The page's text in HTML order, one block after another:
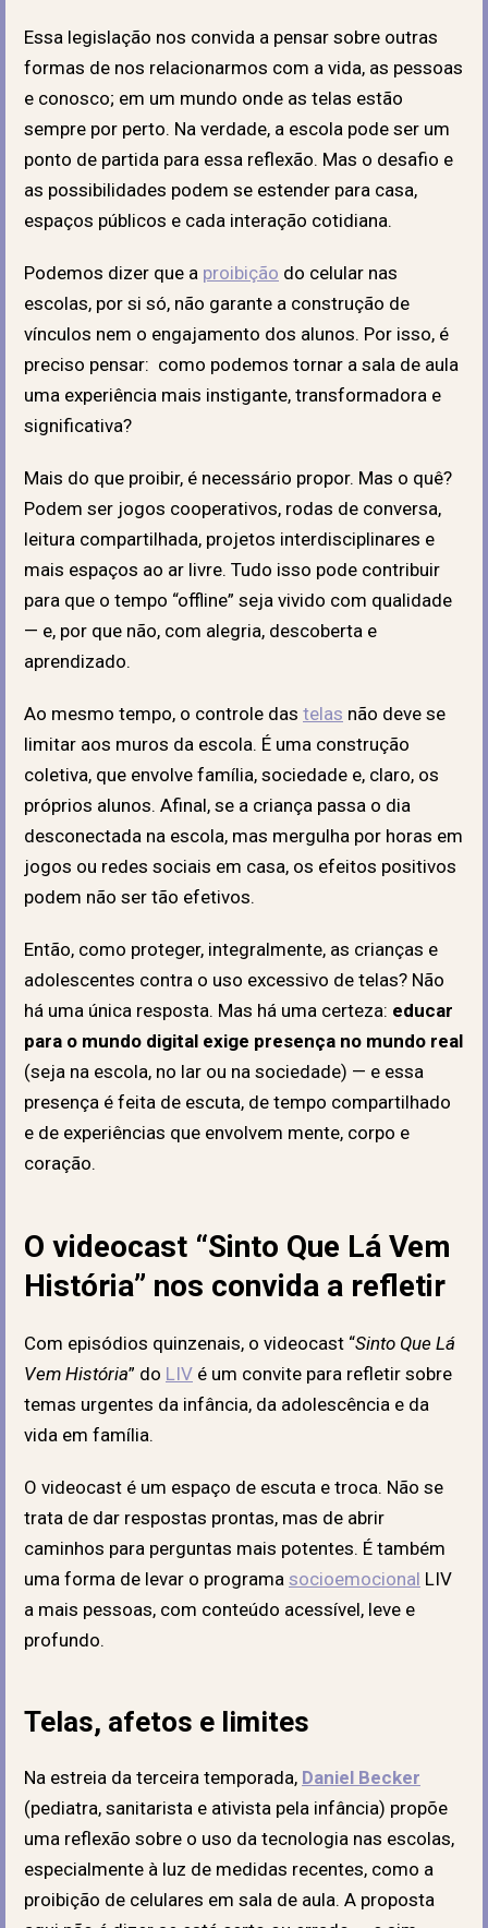
Essa legislação nos convida a pensar sobre outras
formas de nos relacionarmos com a vida, as pessoas
e conosco; em um mundo onde as telas estão
sempre por perto. Na verdade, a escola pode ser um
ponto de partida para essa reflexão. Mas o desafio e
as possibilidades podem se estender para casa,
espaços públicos e cada interação cotidiana.
Podemos dizer que a proibição do celular nas
escolas, por si só, não garante a construção de
vínculos nem o engajamento dos alunos. Por isso, é
preciso pensar: como podemos tornar a sala de aula
uma experiência mais instigante, transformadora e
significativa?
Mais do que proibir, é necessário propor. Mas o quê?
Podem ser jogos cooperativos, rodas de conversa,
leitura compartilhada, projetos interdisciplinares e
mais espaços ao ar livre. Tudo isso pode contribuir
para que o tempo “offline” seja vivido com qualidade
— e, por que não, com alegria, descoberta e
aprendizado.
Ao mesmo tempo, o controle das telas não deve se
limitar aos muros da escola. É uma construção
coletiva, que envolve família, sociedade e, claro, os
próprios alunos. Afinal, se a criança passa o dia
desconectada na escola, mas mergulha por horas em
jogos ou redes sociais em casa, os efeitos positivos
podem não ser tão efetivos.
Então, como proteger, integralmente, as crianças e
adolescentes contra o uso excessivo de telas? Não
há uma única resposta. Mas há uma certeza: educar
para o mundo digital exige presença no mundo real
(seja na escola, no lar ou na sociedade) — e essa
presença é feita de escuta, de tempo compartilhado
e de experiências que envolvem mente, corpo e
coração.
O videocast “Sinto Que Lá Vem
História” nos convida a refletir
Com episódios quinzenais, o videocast “Sinto Que Lá
Vem História” do LIV é um convite para refletir sobre
temas urgentes da infância, da adolescência e da
vida em família.
O videocast é um espaço de escuta e troca. Não se
trata de dar respostas prontas, mas de abrir
caminhos para perguntas mais potentes. É também
uma forma de levar o programa socioemocional LIV
a mais pessoas, com conteúdo acessível, leve e
profundo.
Telas, afetos e limites
Na estreia da terceira temporada, Daniel Becker
(pediatra, sanitarista e ativista pela infância) propõe
uma reflexão sobre o uso da tecnologia nas escolas,
especialmente à luz de medidas recentes, como a
proibição de celulares em sala de aula. A proposta